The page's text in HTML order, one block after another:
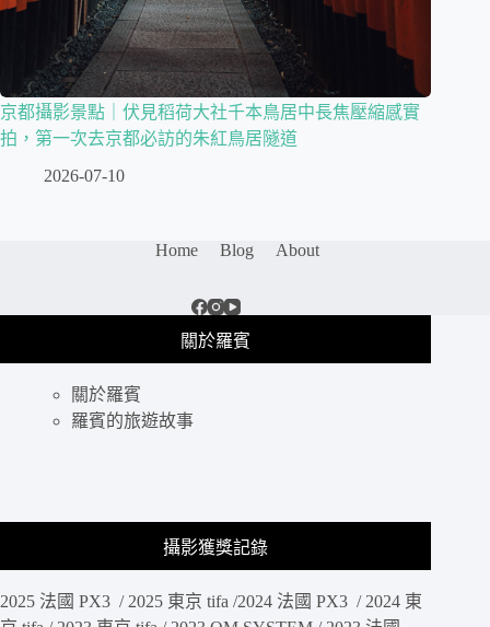
京都攝影景點｜伏見稻荷大社千本鳥居中長焦壓縮感實
拍，第一次去京都必訪的朱紅鳥居隧道
2026-07-10
Home Blog About
關於羅賓
關於羅賓
羅賓的旅遊故事
攝影獲獎記錄
2025 法國 PX3 / 2025 東京 tifa /2024 法國 PX3 / 2024 東